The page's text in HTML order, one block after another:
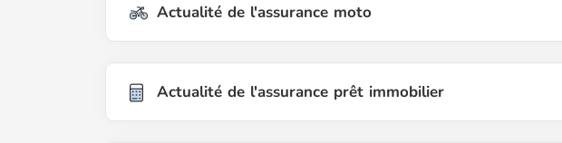
Actualité de l'assurance moto
Actualité de l'assurance prêt immobilier